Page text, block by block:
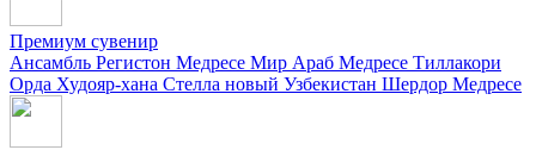
Премиум сувенир
Ансамбль Регистон Медресе Мир Араб Медресе Тиллакори
Орда Худояр-хана Стелла новый Узбекистан Шердор Медресе